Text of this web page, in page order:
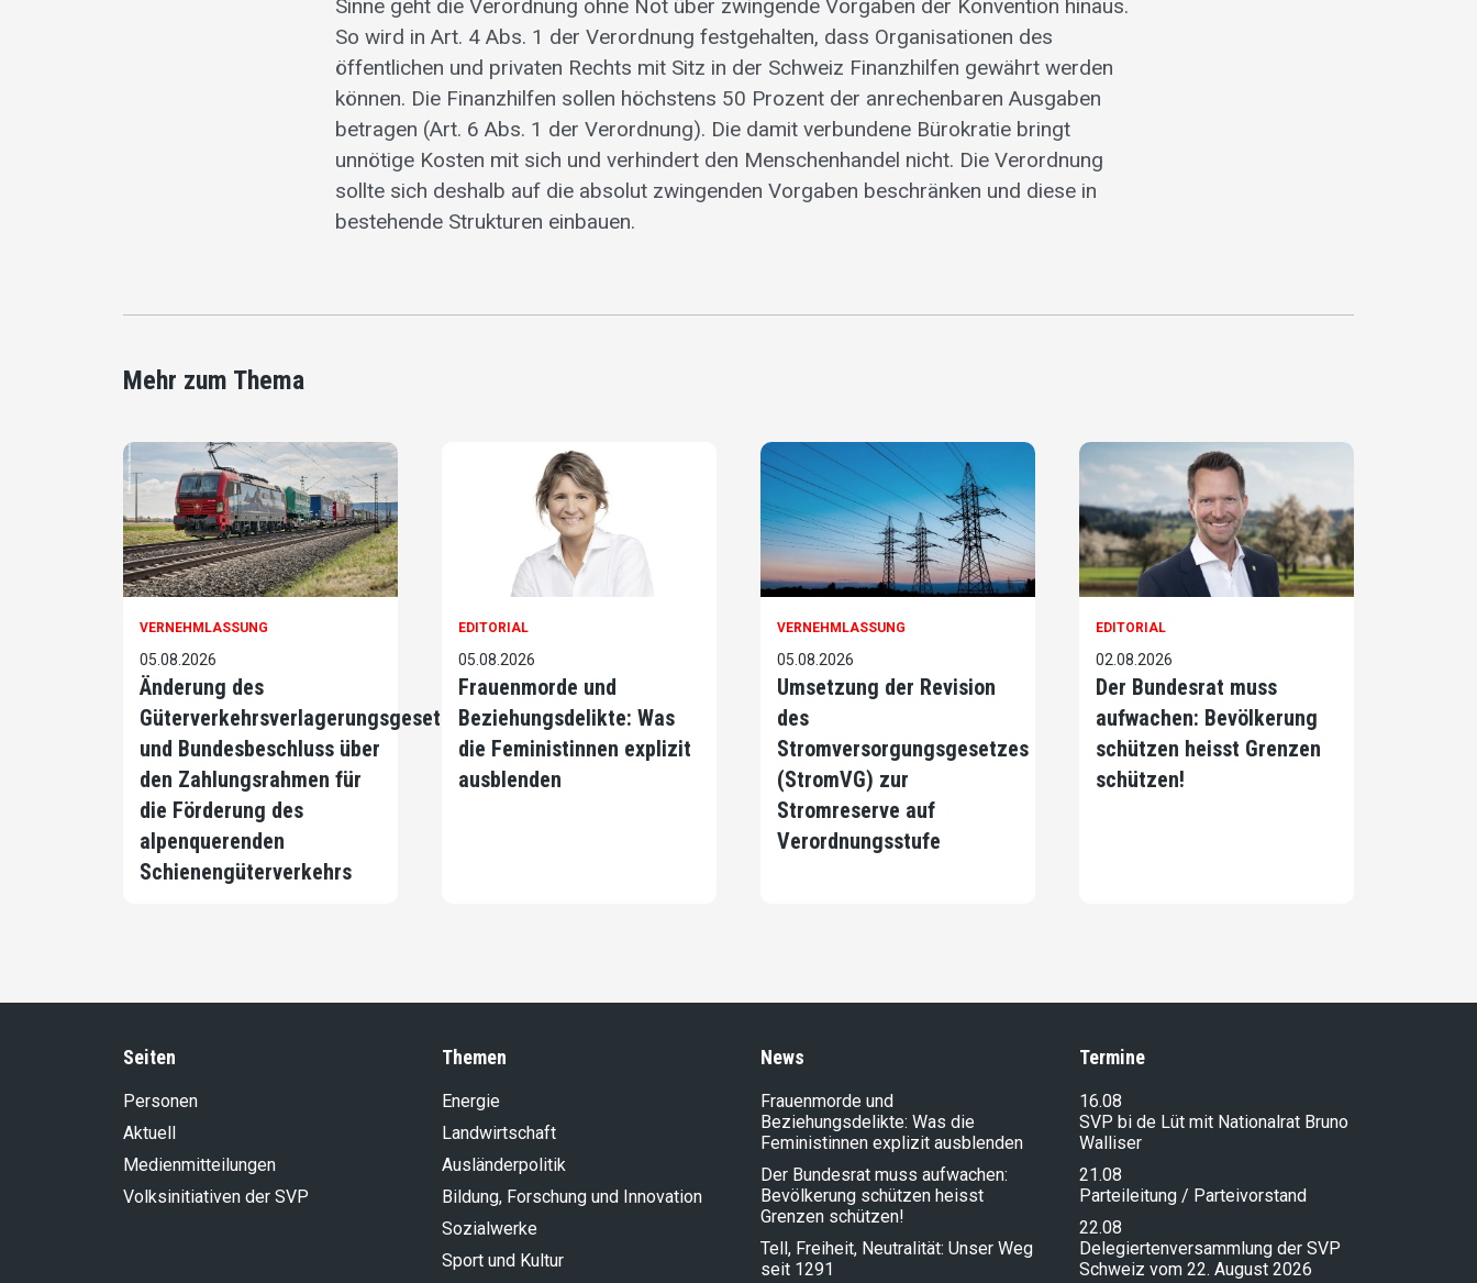
Sinne geht die Verordnung ohne Not über zwingende Vorgaben der Konvention hinaus.
So wird in Art. 4 Abs. 1 der Verordnung festgehalten, dass Organisationen des
öffentlichen und privaten Rechts mit Sitz in der Schweiz Finanzhilfen gewährt werden
können. Die Finanzhilfen sollen höchstens 50 Prozent der anrechenbaren Ausgaben
betragen (Art. 6 Abs. 1 der Verordnung). Die damit verbundene Bürokratie bringt
unnötige Kosten mit sich und verhindert den Menschenhandel nicht. Die Verordnung
sollte sich deshalb auf die absolut zwingenden Vorgaben beschränken und diese in
bestehende Strukturen einbauen.
Mehr zum Thema
VERNEHMLASSUNG
05.08.2026
Änderung des
Güterverkehrsverlagerungsgesetzes
und Bundesbeschluss über
den Zahlungsrahmen für
die Förderung des
alpenquerenden
Schienengüterverkehrs
EDITORIAL
05.08.2026
Frauenmorde und
Beziehungsdelikte: Was
die Feministinnen explizit
ausblenden
VERNEHMLASSUNG
05.08.2026
Umsetzung der Revision
des
Stromversorgungsgesetzes
(StromVG) zur
Stromreserve auf
Verordnungsstufe
EDITORIAL
02.08.2026
Der Bundesrat muss
aufwachen: Bevölkerung
schützen heisst Grenzen
schützen!
Seiten
Personen
Aktuell
Medienmitteilungen
Volksinitiativen der SVP
Themen
Energie
Landwirt­schaft
Ausländer­politik
Bildung, Forschung und Innovation
Sozialwerke
Sport und Kultur
News
Frauenmorde und
Beziehungsdelikte: Was die
Feministinnen explizit ausblenden
Der Bundesrat muss aufwachen:
Bevölkerung schützen heisst
Grenzen schützen!
Tell, Freiheit, Neutralität: Unser Weg
seit 1291
Termine
16.08
SVP bi de Lüt mit Nationalrat Bruno
Walliser
21.08
Parteileitung / Parteivorstand
22.08
Delegiertenversammlung der SVP
Schweiz vom 22. August 2026